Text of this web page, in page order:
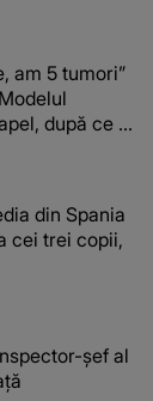
am 5 tumori”
după ce a
din Spania
cei trei copii,
șef al